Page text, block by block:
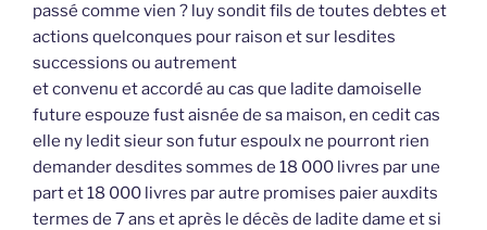
passé comme vien ? luy sondit fils de toutes debtes et
actions quelconques pour raison et sur lesdites
successions ou autrement
et convenu et accordé au cas que ladite damoiselle
future espouze fust aisnée de sa maison, en cedit cas
elle ny ledit sieur son futur espoulx ne pourront rien
demander desdites sommes de 18 000 livres par une
part et 18 000 livres par autre promises paier auxdits
termes de 7 ans et après le décès de ladite dame et si